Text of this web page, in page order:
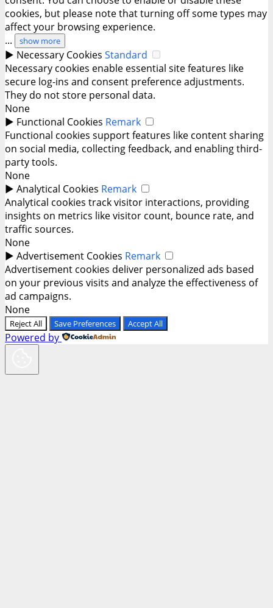
cookies, but please note that turning off some types may
affect your browsing experience.
...
show more
► Necessary Cookies Standard
Necessary cookies enable essential site features like
secure log-ins and consent preference adjustments.
They do not store personal data.
None
► Functional Cookies Remark
Functional cookies support features like content sharing
on social media, collecting feedback, and enabling third-
party tools.
None
► Analytical Cookies Remark
Analytical cookies track visitor interactions, providing
insights on metrics like visitor count, bounce rate, and
traffic sources.
None
► Advertisement Cookies Remark
Advertisement cookies deliver personalized ads based
on your previous visits and analyze the effectiveness of
ad campaigns.
None
Reject All Save Preferences Accept All
Powered by